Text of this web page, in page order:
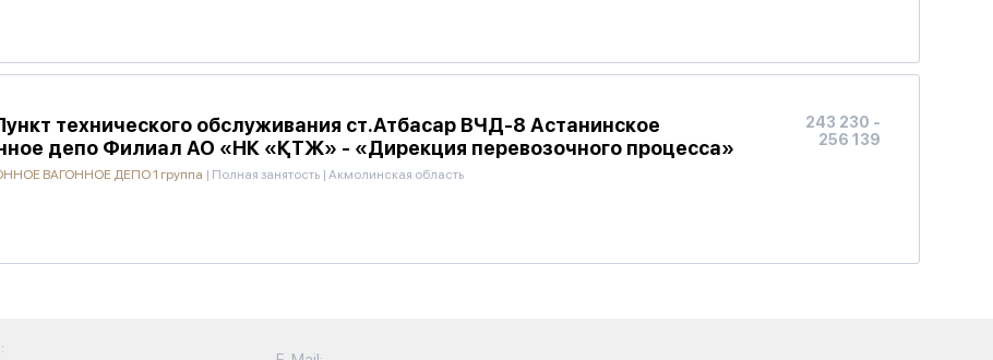
технического обслуживания ст.Атбасар ВЧД-8 Астанинское
депо Филиал АО «НК «ҚТЖ» - «Дирекция перевозочного процесса»
ВАГОННОЕ ДЕПО 1 группа | Полная занятость | Акмолинская область
243 230 -
256 139